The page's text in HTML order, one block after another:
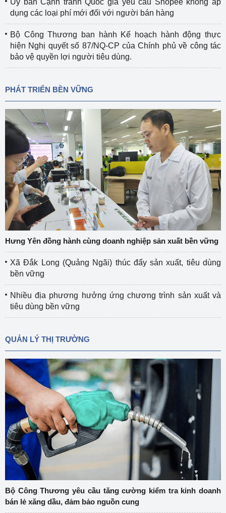
Ủy ban Cạnh tranh Quốc gia yêu cầu Shopee không áp
dụng các loại phí mới đối với người bán hàng
Bộ Công Thương ban hành Kế hoạch hành động thực
hiện Nghị quyết số 87/NQ-CP của Chính phủ về công tác
bảo vệ quyền lợi người tiêu dùng.
PHÁT TRIỂN BỀN VỮNG
Hưng Yên đồng hành cùng doanh nghiệp sản xuất bền vững
Xã Đắk Long (Quảng Ngãi) thúc đẩy sản xuất, tiêu dùng
bền vững
Nhiều địa phương hưởng ứng chương trình sản xuất và
tiêu dùng bền vững
QUẢN LÝ THỊ TRƯỜNG
Bộ Công Thương yêu cầu tăng cường kiểm tra kinh doanh
bán lẻ xăng dầu, đảm bảo nguồn cung